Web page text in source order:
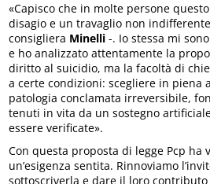
«Capisco che in molte persone
disagio e un travaglio non
consigliera Minelli -. Io stessa mi
e ho analizzato attentamente la
diritto al suicidio, ma la facoltà di
a certe condizioni: scegliere in piena
patologia conclamata irreversibile,
tenuti in vita da un sostegno
essere verificate».
Con questa proposta di legge Pcp ha
un’esigenza sentita. Rinnoviamo
sottoscriverla e dare il loro